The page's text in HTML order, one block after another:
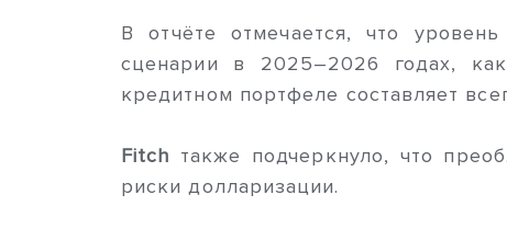
В отчёте отмечается, что
сценарии в 2025–2026 годах,
кредитном портфеле составляет
Fitch также подчеркнуло, что
риски долларизации.